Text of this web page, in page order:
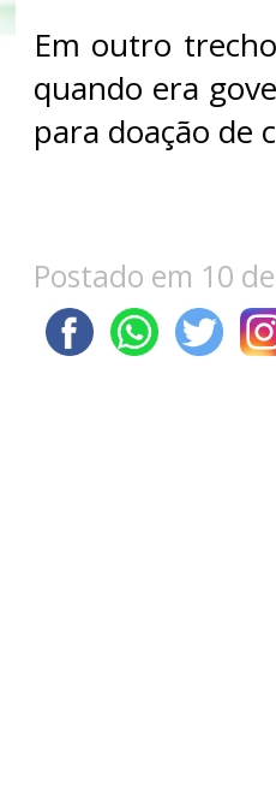
Em outro
quando era
para doação de
Postado em 10